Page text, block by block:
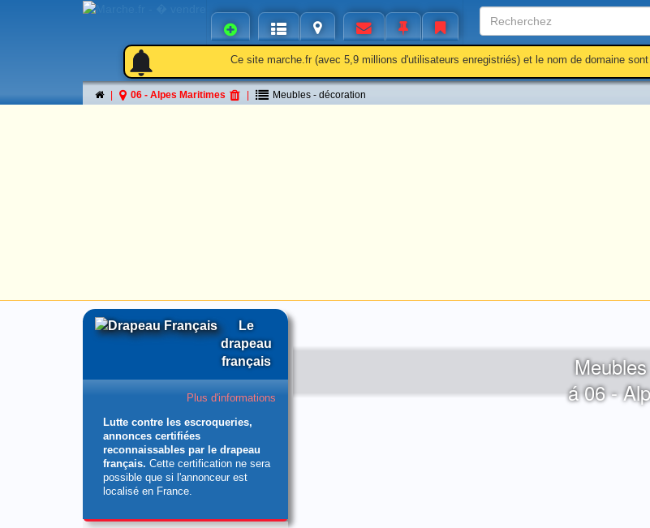
notifications
notifications Ce site marche.fr (avec 5,9 millions d'utilisateurs enregistriés) et le nom de domaine
06 - Alpes Maritimes Meubles - décoration
á 06 -
Le
drapeau
français
Plus d'informations
Lutte contre les escroqueries,
annonces certifiées
reconnaissables par le drapeau
français. Cette certification ne sera
possible que si l'annonceur est
localisé en France.